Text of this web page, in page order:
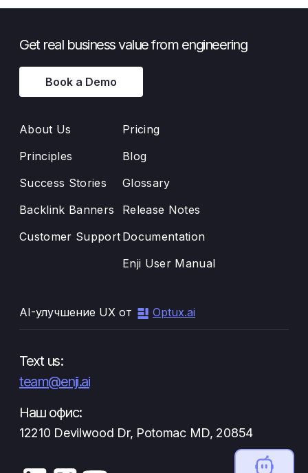
Get real business value from engineering
Book a Demo
About Us
Principles
Success Stories
Backlink Banners
Customer Support
Pricing
Blog
Glossary
Release Notes
Documentation
Enji User Manual
AI-улучшение UX от Optux.ai
Text us:
team@enji.ai
Наш офис:
12210 Devilwood Dr, Potomac MD, 20854